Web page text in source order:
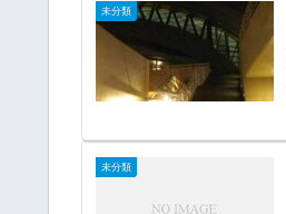
未分類
未分類